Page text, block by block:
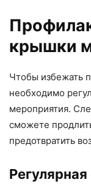
крышки
Чтобы избежать
необходимо
мероприятия.
сможете
предотвратить